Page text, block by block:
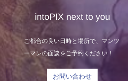
intoPIX next to you
ご都合の良い日時と場所で、マンツ
ーマンの面談をご予約ください！
お問い合わせ